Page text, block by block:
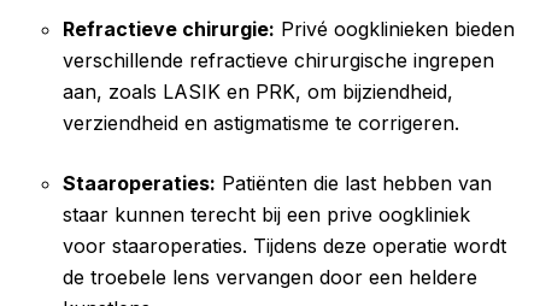
Refractieve chirurgie: Privé oogklinieken bieden
verschillende refractieve chirurgische ingrepen
aan, zoals LASIK en PRK, om bijziendheid,
verziendheid en astigmatisme te corrigeren.
Staaroperaties: Patiënten die last hebben van
staar kunnen terecht bij een prive oogkliniek
voor staaroperaties. Tijdens deze operatie wordt
de troebele lens vervangen door een heldere